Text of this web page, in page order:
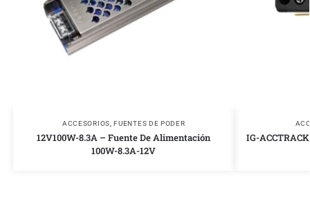
ACCESORIOS ,FUENTES DE PODER
12V100W-8.3A – Fuente De Alimentación
100W-8.3A-12V
IG-